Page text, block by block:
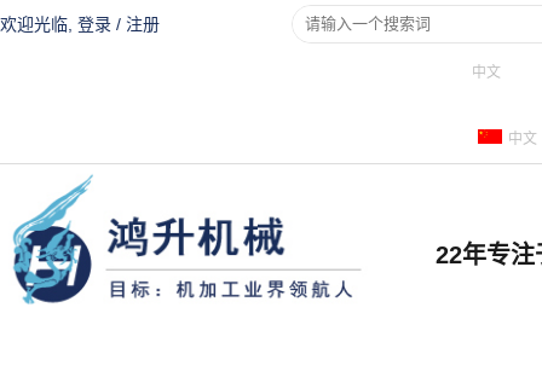
欢迎光临, 登录 / 注册
中文
中文
22年专注